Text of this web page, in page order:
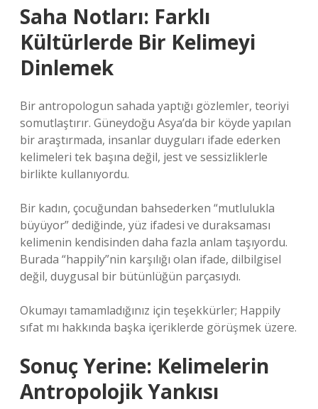
Saha Notları: Farklı
Kültürlerde Bir Kelimeyi
Dinlemek
Bir antropologun sahada yaptığı gözlemler, teoriyi
somutlaştırır. Güneydoğu Asya’da bir köyde yapılan
bir araştırmada, insanlar duyguları ifade ederken
kelimeleri tek başına değil, jest ve sessizliklerle
birlikte kullanıyordu.
Bir kadın, çocuğundan bahsederken “mutlulukla
büyüyor” dediğinde, yüz ifadesi ve duraksaması
kelimenin kendisinden daha fazla anlam taşıyordu.
Burada “happily”nin karşılığı olan ifade, dilbilgisel
değil, duygusal bir bütünlüğün parçasıydı.
Okumayı tamamladığınız için teşekkürler; Happily
sıfat mı hakkında başka içeriklerde görüşmek üzere.
Sonuç Yerine: Kelimelerin
Antropolojik Yankısı